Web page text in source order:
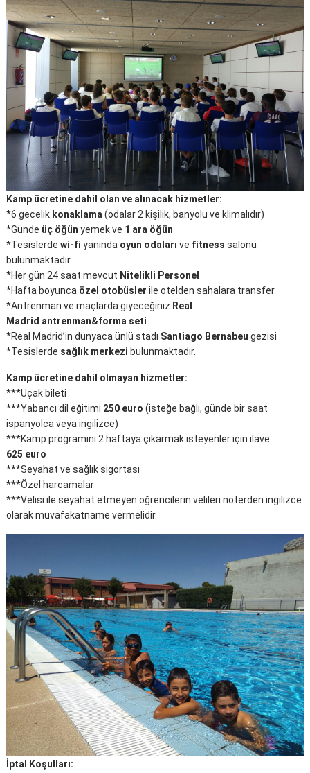
Kamp ücretine dahil olan ve alınacak hizmetler:
*6 gecelik konaklama(odalar 2 kişilik, banyolu ve klimalıdır)
*Günde üç öğün yemek ve 1 ara öğün
*Tesislerdewi-fi yanında oyun odaları ve fitness salonu
bulunmaktadır.
*Her gün 24 saat mevcut Nitelikli Personel
*Hafta boyunca özel otobüsler ile otelden sahalara transfer
*Antrenman ve maçlarda giyeceğiniz Real
Madrid antrenman&forma seti
*Real Madrid’in dünyaca ünlü stadı Santiago Bernabeu gezisi
*Tesislerde sağlık merkezi bulunmaktadır.
Kamp ücretine dahil olmayan hizmetler:
***Uçak bileti
***Yabancı dil eğitimi 250 euro (isteğe bağlı, günde bir saat
ispanyolca veya ingilizce)
***Kamp programını 2 haftaya çıkarmak isteyenler için ilave
625 euro
***Seyahat ve sağlık sigortası
***Özel harcamalar
***Velisi ile seyahat etmeyen öğrencilerin velileri noterden ingilizce
olarak muvafakatname vermelidir.
İptal Koşulları: